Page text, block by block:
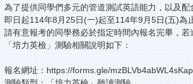
為了提供同學們多元的管道測試英語能力，以及配
即日起114年8月25日(一)起至114年9月5日(五)為
請有意報考的同學務必於指定時間內報名完畢，若
「培力英檢」測驗相關說明如下：
報名網址：https://forms.gle/